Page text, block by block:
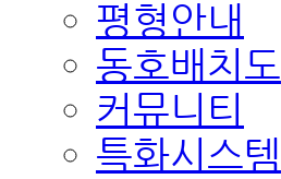
평형안내
동호배치도
커뮤니티
특화시스템